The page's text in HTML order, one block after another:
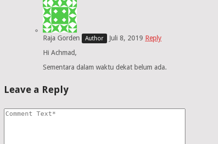
Raja Gorden Juli 8, 2019 Reply
Hi Achmad,
Sementara dalam waktu dekat belum ada.
Leave a Reply